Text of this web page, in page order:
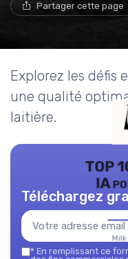
Partager cette page
Explorez les défis
une qualité
laitière.
TOP
IA
Téléchargez
* En remplissant ce